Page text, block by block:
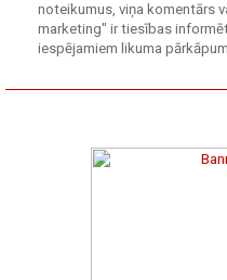
noteikumus, viņa komentārs
marketing" ir tiesības
iespējamiem likuma